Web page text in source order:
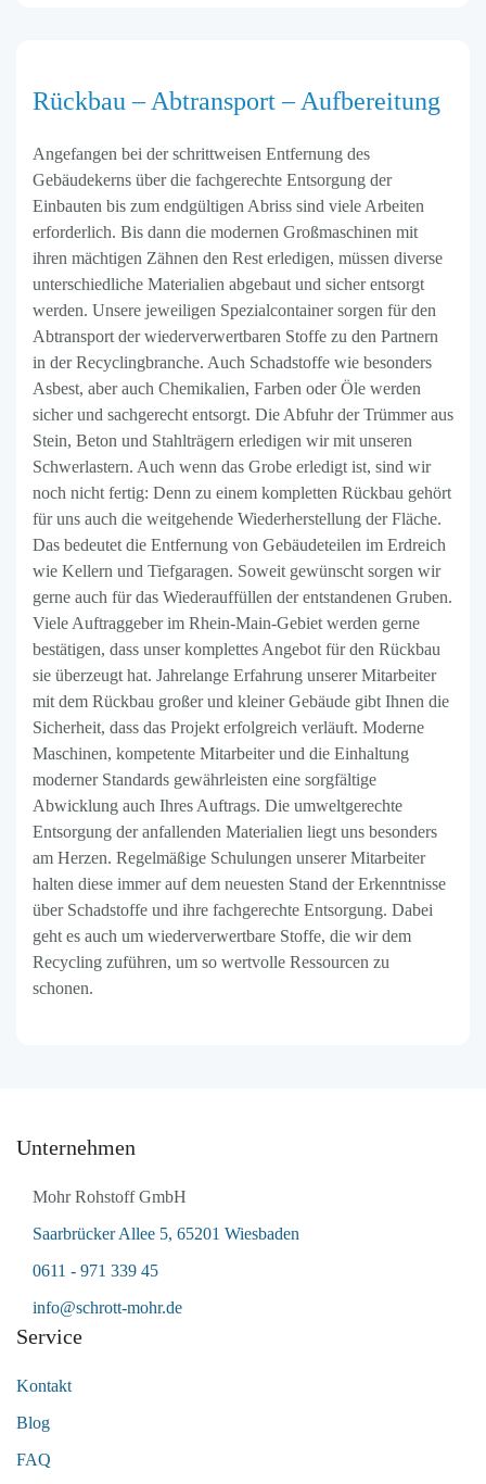
Rückbau – Abtransport – Aufbereitung
Angefangen bei der schrittweisen Entfernung des
Gebäudekerns über die fachgerechte Entsorgung der
Einbauten bis zum endgültigen Abriss sind viele Arbeiten
erforderlich. Bis dann die modernen Großmaschinen mit
ihren mächtigen Zähnen den Rest erledigen, müssen diverse
unterschiedliche Materialien abgebaut und sicher entsorgt
werden. Unsere jeweiligen Spezialcontainer sorgen für den
Abtransport der wiederverwertbaren Stoffe zu den Partnern
in der Recyclingbranche. Auch Schadstoffe wie besonders
Asbest, aber auch Chemikalien, Farben oder Öle werden
sicher und sachgerecht entsorgt. Die Abfuhr der Trümmer aus
Stein, Beton und Stahlträgern erledigen wir mit unseren
Schwerlastern. Auch wenn das Grobe erledigt ist, sind wir
noch nicht fertig: Denn zu einem kompletten Rückbau gehört
für uns auch die weitgehende Wiederherstellung der Fläche.
Das bedeutet die Entfernung von Gebäudeteilen im Erdreich
wie Kellern und Tiefgaragen. Soweit gewünscht sorgen wir
gerne auch für das Wiederauffüllen der entstandenen Gruben.
Viele Auftraggeber im Rhein-Main-Gebiet werden gerne
bestätigen, dass unser komplettes Angebot für den Rückbau
sie überzeugt hat. Jahrelange Erfahrung unserer Mitarbeiter
mit dem Rückbau großer und kleiner Gebäude gibt Ihnen die
Sicherheit, dass das Projekt erfolgreich verläuft. Moderne
Maschinen, kompetente Mitarbeiter und die Einhaltung
moderner Standards gewährleisten eine sorgfältige
Abwicklung auch Ihres Auftrags. Die umweltgerechte
Entsorgung der anfallenden Materialien liegt uns besonders
am Herzen. Regelmäßige Schulungen unserer Mitarbeiter
halten diese immer auf dem neuesten Stand der Erkenntnisse
über Schadstoffe und ihre fachgerechte Entsorgung. Dabei
geht es auch um wiederverwertbare Stoffe, die wir dem
Recycling zuführen, um so wertvolle Ressourcen zu
schonen.
Unternehmen
Mohr Rohstoff GmbH
Saarbrücker Allee 5, 65201 Wiesbaden
0611 - 971 339 45
info@schrott-mohr.de
Service
Kontakt
Blog
FAQ